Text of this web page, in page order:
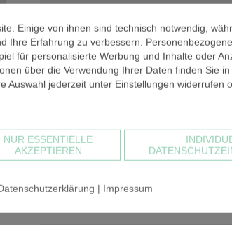
Einige von ihnen sind technisch notwendig,
Ihre Erfahrung zu verbessern.
für personalisierte Werbung und Inhalte oder
über die Verwendung Ihrer Daten finden Sie
Auswahl jederzeit unter Einstellungen widerrufen
NUR ESSENTIELLE
AKZEPTIEREN
| Impressum
PREIS GESAMT BRUTTO
Bei einem Warenwert unter 30,00 €
Kommissionierung in Rechnung. Der
sehr hoch und müsste sich alternativ
Warenkorbwert beträgt